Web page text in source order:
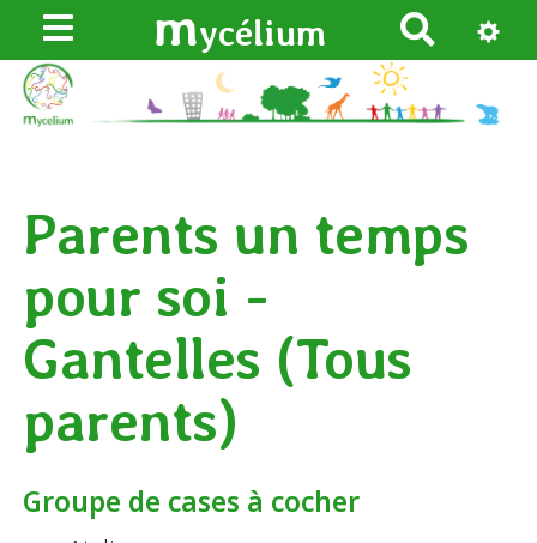
mycélium
e
c
h
c
h
Parents un temps
pour soi -
Gantelles (Tous
parents)
Groupe de cases à cocher